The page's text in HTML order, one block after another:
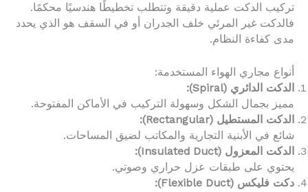
تركيب الدكت عملية دقيقة وتتطلب تخطيطًا هندسيًا محكمًا.
فالدكت غير المرئي خلف الجدران أو في السقف هو الذي يحدد
مدى كفاءة النظام.
أنواع مجاري الهواء المستخدمة:
الدكت الدائري (Spiral):
مميز بجمال الشكل وسهولة التركيب في الأماكن المفتوحة.
الدكت المستطيل (Rectangular):
شائع في الأبنية التجارية والمكاتب لضيق المساحات.
الدكت المعزول (Insulated Duct):
يحتوي على طبقات عزل حراري وصوتي.
دكت فليكس (Flexible Duct):